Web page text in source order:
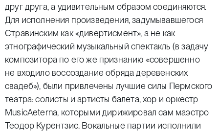
друг друга, а удивительным образом соединяются.
Для исполнения произведения, задумывавшегося
Стравинским как «дивертисмент», а не как
этнографический музыкальный спектакль (в задачу
композитора по его же признанию «совершенно
не входило воссоздание обряда деревенских
свадеб»), были привлечены лучшие силы Пермского
театра: солисты и артисты балета, хор и оркестр
MusicAeterna, которыми дирижировал сам маэстро
Теодор Курентзис. Вокальные партии исполнили